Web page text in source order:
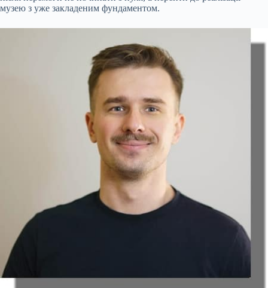
музею з уже закладеним фундаментом.